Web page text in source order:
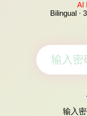
AI
Bilingual ·
输入